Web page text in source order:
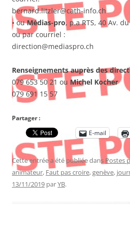
bernard.litzler@cath-info.ch
• ouMédias-pro, p.a RTS, 40 Av.
ou par courriel :
direction@mediaspro.ch
Renseignements auprès des
079 653 50 21 ou Michel Kocher
079 691 15 57
Partager :
E-mail
Cette entrée a été publiée dans Postes
animateur, Faut pas croire,genève,
13/11/2019 parYB.